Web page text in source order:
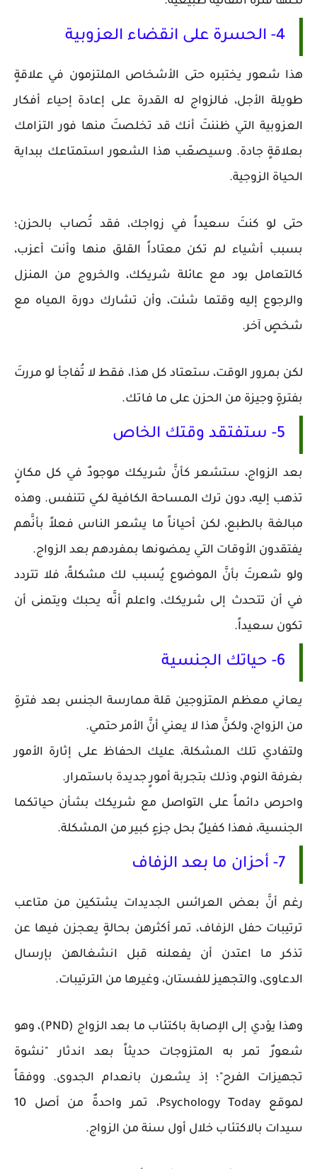
4- الحسرة على انقضاء العزوبية
هذا شعور يختبره حتى الأشخاص الملتزمون في علاقةٍ
طويلة الأجل، فالزواج له القدرة على إعادة إحياء أفكار
العزوبية التي ظننتَ أنك قد تخلصتَ منها فور التزامك
بعلاقةٍ جادة. وسيصعّب هذا الشعور استمتاعك ببداية
الحياة الزوجية.
حتى لو كنتَ سعيداً في زواجك، فقد تُصاب بالحزن؛
بسبب أشياء لم تكن معتاداً القلق منها وأنت أعزب،
كالتعامل بود مع عائلة شريكك، والخروج من المنزل
والرجوع إليه وقتما شئت، وأن تشارك دورة المياه مع
شخصٍ آخر.
لكن بمرور الوقت، ستعتاد كل هذا، فقط لا تُفاجأ لو مررتَ
بفترةٍ وجيزة من الحزن على ما فاتك.
5- ستفتقد وقتك الخاص
بعد الزواج، ستشعر كأنَّ شريكك موجودٌ في كل مكانٍ
تذهب إليه، دون ترك المساحة الكافية لكي تتنفس. وهذه
مبالغة بالطبع، لكن أحياناً ما يشعر الناس فعلاً بأنَّهم
يفتقدون الأوقات التي يمضونها بمفردهم بعد الزواج.
ولو شعرتَ بأنَّ الموضوع يُسبب لك مشكلةً، فلا تتردد
في أن تتحدث إلى شريكك، واعلم أنَّه يحبك ويتمنى أن
تكون سعيداً.
6- حياتك الجنسية
يعاني معظم المتزوجين قلة ممارسة الجنس بعد فترةٍ
من الزواج، ولكنَّ هذا لا يعني أنَّ الأمر حتمي.
ولتفادي تلك المشكلة، عليك الحفاظ على إثارة الأمور
بغرفة النوم، وذلك بتجربة أمورٍ جديدة باستمرار.
واحرص دائماً على التواصل مع شريكك بشأن حياتكما
الجنسية، فهذا كفيلٌ بحل جزءٍ كبير من المشكلة.
7- أحزان ما بعد الزفاف
رغم أنَّ بعض العرائس الجديدات يشتكين من متاعب
ترتيبات حفل الزفاف، تمر أكثرهن بحالةٍ يعجزن فيها عن
تذكر ما اعتدن أن يفعلنه قبل انشغالهن بإرسال
الدعاوى، والتجهيز للفستان، وغيرها من الترتيبات.
وهذا يؤدي إلى الإصابة باكتئاب ما بعد الزواج (PND)، وهو
شعورٌ تمر به المتزوجات حديثاً بعد اندثار "نشوة
تجهيزات الفرح"؛ إذ يشعرن بانعدام الجدوى. ووفقاً
لموقع Psychology Today، تمر واحدةٌ من أصل 10
سيدات بالاكتئاب خلال أول سنة من الزواج.